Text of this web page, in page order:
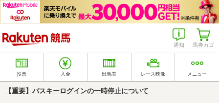
馬券カゴ
通知
投票 入金 出馬表 レース映像 メニュー
【重要】パスキーログインの一時停止について